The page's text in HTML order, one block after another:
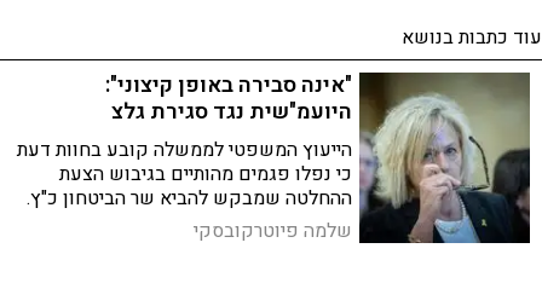
עוד כתבות בנושא
"אינה סבירה באופן קיצוני":
היועמ"שית נגד סגירת גלצ
הייעוץ המשפטי לממשלה קובע בחוות דעת
כי נפלו פגמים מהותיים בגיבוש הצעת
ההחלטה שמבקש להביא שר הביטחון כ"ץ.
בין הטענות: אין תשתית עובדתית ומקצועית
מספקת, ולא ניתן משקל מתאים לשמירה על
שלמה פיוטרקובסקי